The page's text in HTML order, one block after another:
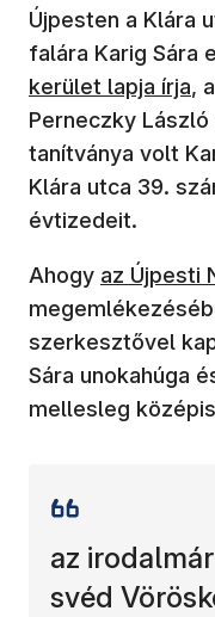
Újpesten a Klára
falára Karig Sára
kerület lapja írja,
Perneczky
tanítványa volt
Klára utca 39.
évtizedeit.
Ahogy (új
az Újpesti
szerkesztővel
Sára unokahúga
mellesleg
az
svéd